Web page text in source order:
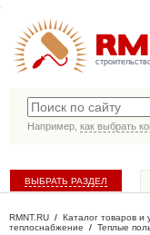
Например, как выбрать
ВЫБРАТЬ РАЗДЕЛ
RMNT.RU / Каталог товаров и
теплоснабжение / Теплые